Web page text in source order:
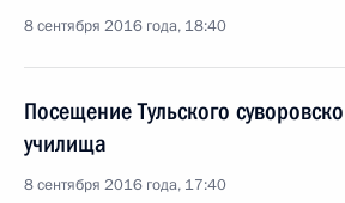
8 сентября 2016 года, 18:40
Посещение Тульского
училища
8 сентября 2016 года, 17:40